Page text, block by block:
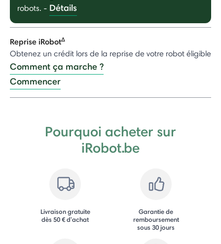
robots. - Détails
Reprise iRobotΔ
Obtenez un crédit lors de la reprise de votre robot éligible
Comment ça marche ?
Commencer
Pourquoi acheter sur
iRobot.be
Livraison gratuite
dès 50 € d'achat
Garantie de
remboursement
sous 30 jours